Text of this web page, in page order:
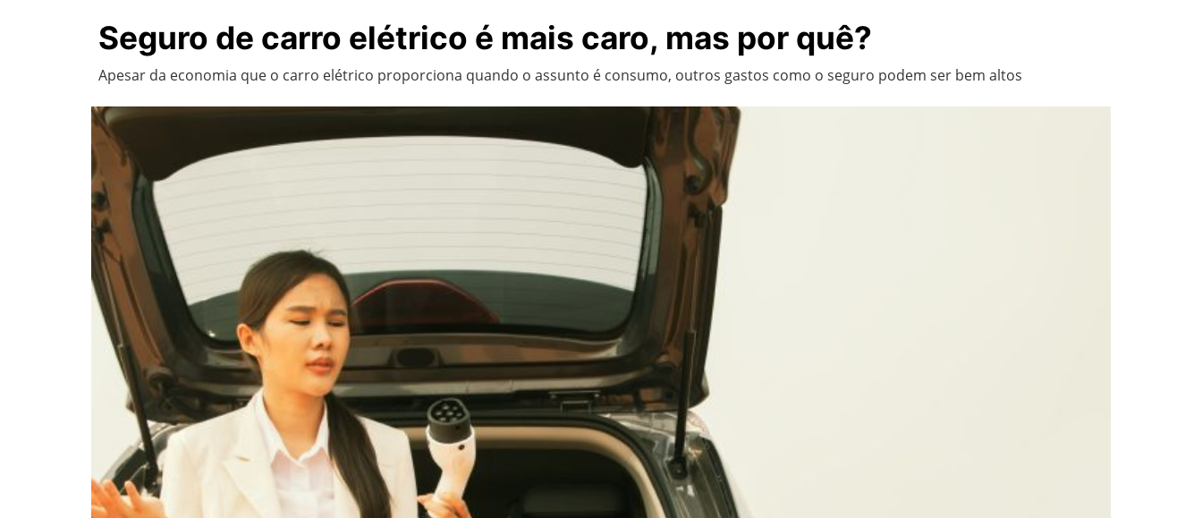
Seguro de carro elétrico é mais caro, mas por quê?
Apesar da economia que o carro elétrico proporciona quando o assunto é consumo, outros gastos como o seguro podem ser bem altos